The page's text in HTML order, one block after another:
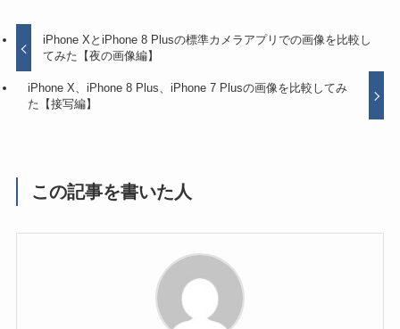
iPhone XとiPhone 8 Plusの標準カメラアプリでの画像を比較し
てみた【夜の画像編】
iPhone X、iPhone 8 Plus、iPhone 7 Plusの画像を比較してみ
た【接写編】
この記事を書いた人